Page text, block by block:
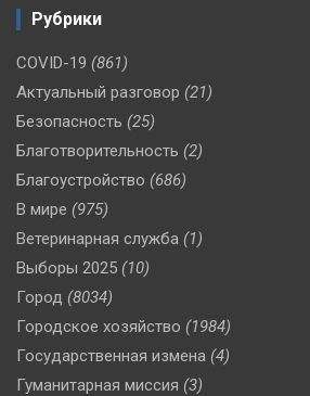
Рубрики
COVID-19 (861)
Актуальный разговор (21)
Безопасность (25)
Благотворительность (2)
Благоустройство (686)
В мире (975)
Ветеринарная служба (1)
Выборы 2025 (10)
Город (8034)
Городское хозяйство (1984)
Государственная измена (4)
Гуманитарная миссия (3)